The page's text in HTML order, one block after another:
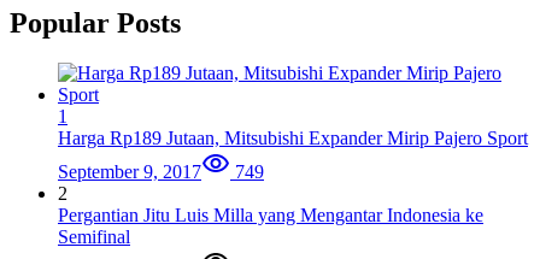
Popular Posts
1
Harga Rp189 Jutaan, Mitsubishi Expander Mirip Pajero Sport
September 9, 2017
749
2
Pergantian Jitu Luis Milla yang Mengantar Indonesia ke
Semifinal